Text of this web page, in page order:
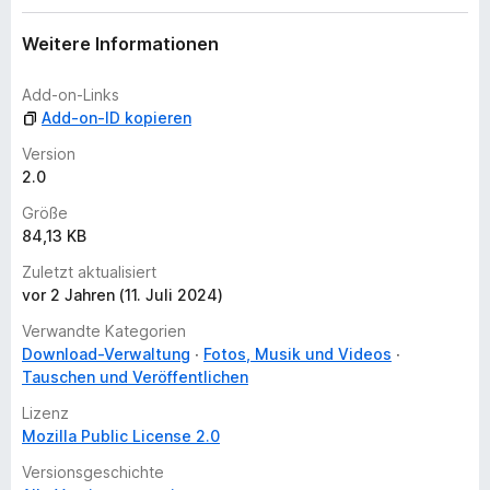
e
r
u
n
g
e
n
o
r
Weitere Informationen
Add-on-Links
Add-on-ID kopieren
Version
2.0
Größe
84,13 KB
Zuletzt aktualisiert
vor 2 Jahren (11. Juli 2024)
Verwandte Kategorien
Download-Verwaltung
Fotos, Musik und Videos
Tauschen und Veröffentlichen
Lizenz
Mozilla Public License 2.0
Versionsgeschichte